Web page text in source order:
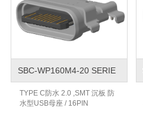
SBC-WP160M4-20 SERIE
TYPE C防水 2.0 ,SMT 沉板 防
水型USB母座 / 16PIN